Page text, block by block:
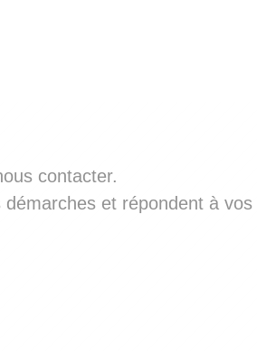
contacter.
et répondent à vos